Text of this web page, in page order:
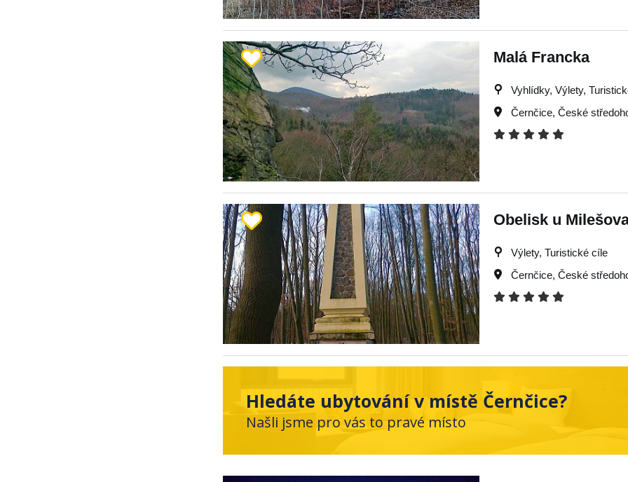
Malá Francka
Vyhlídky, Výlety,
Černčice, České
Obelisk u
Výlety, Turistické cíle
Černčice, České
Hledáte ubytování v místě Černčice?
Našli jsme pro vás to pravé místo